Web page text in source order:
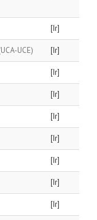
[Ir]
UCE) [Ir]
[Ir]
[Ir]
[Ir]
[Ir]
[Ir]
[Ir]
[Ir]